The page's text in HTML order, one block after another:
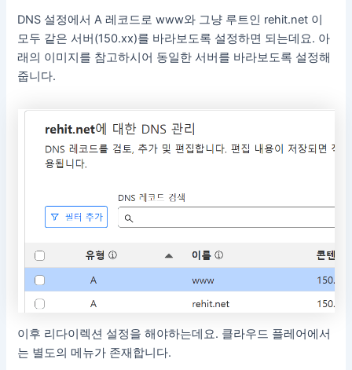
DNS 설정에서 A 레코드로 www와 그냥 루트인 rehit.net 이
모두 같은 서버(150.xx)를 바라보도록 설정하면 되는데요. 아
래의 이미지를 참고하시어 동일한 서버를 바라보도록 설정해
줍니다.
이후 리다이렉션 설정을 해야하는데요. 클라우드 플레어에서
는 별도의 메뉴가 존재합니다.